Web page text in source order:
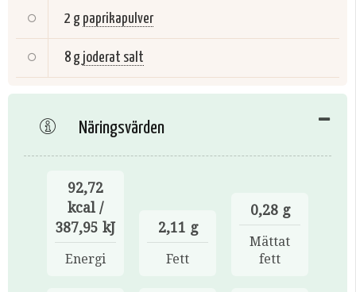
2 g paprikapulver
8 g joderat salt
Näringsvärden
92,72
kcal /
387,95 kJ
Energi
2,11 g
Fett
0,28 g
Mättat
fett